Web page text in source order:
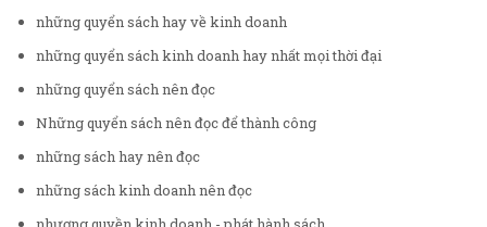
những quyển sách hay về kinh doanh
những quyển sách kinh doanh hay nhất mọi thời đại
những quyển sách nên đọc
Những quyển sách nên đọc để thành công
những sách hay nên đọc
những sách kinh doanh nên đọc